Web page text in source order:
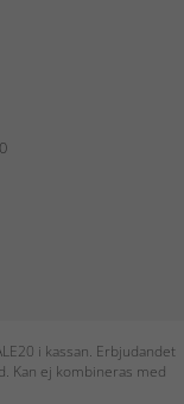
i kassan. Erbjudandet
Kan ej kombineras med